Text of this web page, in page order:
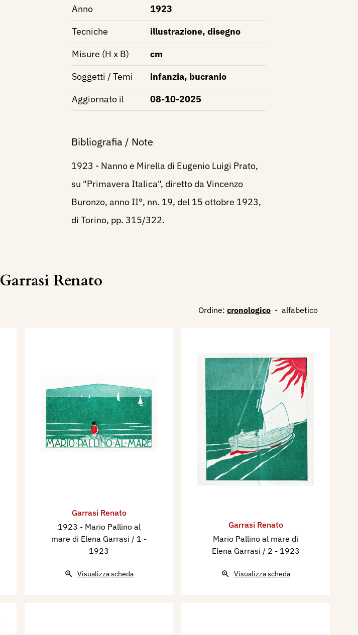
Anno
1923
Tecniche
illustrazione, disegno
Misure (H x B)
cm
Soggetti / Temi
infanzia, bucranio
Aggiornato il
08-10-2025
Bibliografia / Note
1923 - Nanno e Mirella di Eugenio Luigi Prato,
su "Primavera Italica", diretto da Vincenzo
Buronzo, anno II°, nn. 19, del 15 ottobre 1923,
di Torino, pp. 315/322.
Garrasi Renato
Ordine: cronologico - alfabetico
Garrasi Renato
1923 - Mario Pallino al
mare di Elena Garrasi / 1 -
1923
Visualizza scheda
Garrasi Renato
Mario Pallino al mare di
Elena Garrasi / 2 - 1923
Visualizza scheda